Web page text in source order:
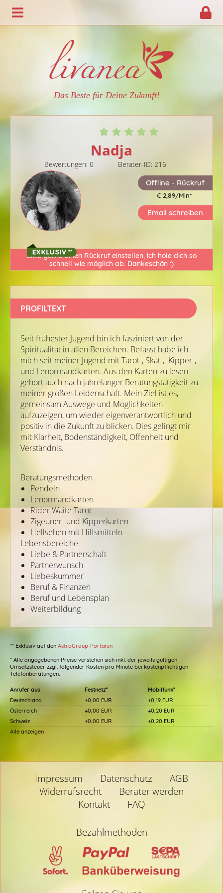
Das Beste für Deine Zukunft!
Nadja
Bewertungen: 0
Berater-ID: 216
Offline - Rückruf
€ 2,89/Min*
Email schreiben
Bitte gerne einen Rückruf einstellen, ich hole dich so
schnell wie möglich ab. Dankeschön :)
PROFILTEXT
Seit frühester Jugend bin ich fasziniert von der
Spiritualität in allen Bereichen. Befasst habe ich
mich seit meiner Jugend mit Tarot-, Skat-, Kipper-,
und Lenormandkarten. Aus den Karten zu lesen
gehört auch nach jahrelanger Beratungstätigkeit zu
meiner großen Leidenschaft. Mein Ziel ist es,
gemeinsam Auswege und Möglichkeiten
aufzuzeigen, um wieder eigenverantwortlich und
positiv in die Zukunft zu blicken. Dies gelingt mir
mit Klarheit, Bodenständigkeit, Offenheit und
Verständnis.
Beratungsmethoden
Pendeln
Lenormandkarten
Rider Waite Tarot
Zigeuner- und Kipperkarten
Hellsehen mit Hilfsmitteln
Lebensbereiche
Liebe & Partnerschaft
Partnerwunsch
Liebeskummer
Beruf & Finanzen
Beruf und Lebensplan
Weiterbildung
** Exklusiv auf den AstroGroup-Portalen
* Alle angegebenen Preise verstehen sich inkl. der jeweils gültigen
Umsatzsteuer zzgl. folgender Kosten pro Minute bei kostenpflichtigen
Telefonberatungen.
Anrufer aus Festnetz*
Mobilfunk*
Deutschland
+0,00 EUR
+0,19 EUR
Österreich
+0,00 EUR
+0,20 EUR
Schweiz
+0,00 EUR
+0,20 EUR
Alle anzeigen
Impressum Datenschutz
AGB
Widerrufsrecht
Berater werden
Kontakt
FAQ
Bezahlmethoden